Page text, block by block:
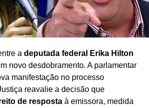
apresentar suas manifestações e
Redação Saiba+
a deputada federal Erika Hilton
novo desdobramento. A parlamentar
manifestação no processo
reavalie a decisão que
de respostaà emissora, medida